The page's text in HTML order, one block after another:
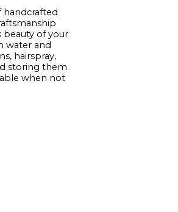
handcrafted
beauty of your
water and
hairspray,
storing them
when not